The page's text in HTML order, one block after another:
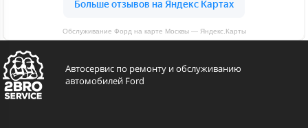
Обслуживание Форд на карте Москвы — Яндекс.Карты
Автосервис по ремонту и обслуживанию
автомобилей Ford